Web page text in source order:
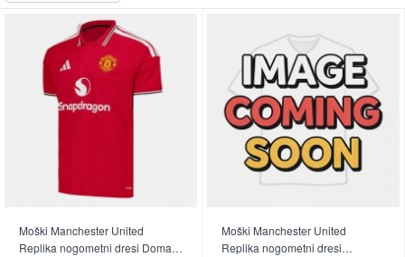
Moški Manchester United
Replika nogometni dresi Domači
Moški Manchester United
Replika nogometni dresi